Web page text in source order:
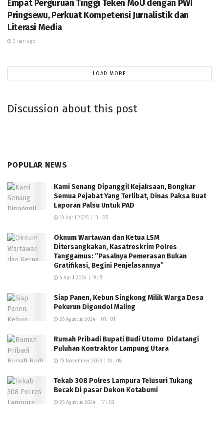
terhadap institusi kepolisian. (Reza)
Empat Perguruan Tinggi Teken MoU dengan PWI
Pringsewu, Perkuat Kompetensi Jurnalistik dan
Literasi Media
3 hari ago
LOAD MORE
Discussion about this post
POPULAR NEWS
Kami Senang Dipanggil Kejaksaan, Bongkar
Semua Pejabat Yang Terlibat, Dinas Paksa Buat
Laporan Palsu Untuk PAD
18 April 2025 | 13 : 05
Oknum Wartawan dan Ketua LSM
Ditersangkakan, Kasatreskrim Polres
Tanggamus: ”Pasalnya Pemerasan Bukan
Gratifikasi, Begini Penjelasannya”
4 April 2024 | 19 : 51
Siap Panen, Kebun Singkong Milik Warga Desa
Pekurun Digondol Maling
26 Agustus 2024 | 01 : 01
Rumah Pribadi Bupati Budi Utomo Didatangi
Puluhan Kontraktor Lampung Utara
15 November 2023 | 18 : 08
Tekab 308 Polres Lampura Telusuri Tukang
Becak Di pasar Dekon Kotabumi
25 Agustus 2024 | 17 : 03